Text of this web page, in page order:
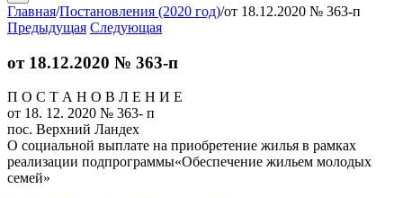
Главная/Постановления (2020 год)/от 18.12.2020 № 363-п
Предыдущая Следующая
от 18.12.2020 № 363-п
П О С Т А Н О В Л Е Н И Е
от 18. 12. 2020 № 363- п
пос. Верхний Ландех
О социальной выплате на приобретение жилья в рамках
реализации подпрограммы«Обеспечение жильем молодых
семей»